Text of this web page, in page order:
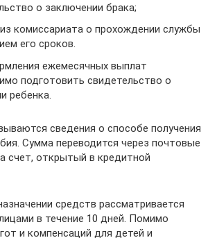
о заключении брака;
комиссариата о прохождении службы
его сроков.
ежемесячных выплат
подготовить свидетельство о
ребенка.
сведения о способе получения
Сумма переводится через почтовые
счет, открытый в кредитной
средств рассматривается
в течение 10 дней. Помимо
и компенсаций для детей и